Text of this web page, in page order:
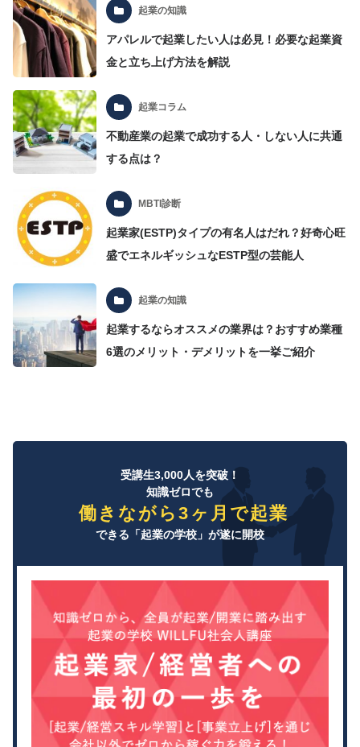
起業の知識
アパレルで起業したい人は必見！必要な起業資
金と立ち上げ方法を解説
起業コラム
不動産業の起業で成功する人・しない人に共通
する点は？
MBTI診断
起業家(ESTP)タイプの有名人はだれ？好奇心旺
盛でエネルギッシュなESTP型の芸能人
起業の知識
起業するならオススメの業界は？おすすめ業種
6選のメリット・デメリットを一挙ご紹介
受講生3,000人を突破！
知識ゼロでも
働きながら3ヶ月で起業
できる「起業の学校」が遂に開校